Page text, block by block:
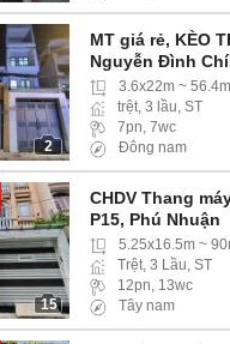
2
MT giá rẻ, KÈO
Nguyễn Đình
Phú Nhuận)
3.6x22m ~
trệt, 3 lầu, ST
7pn, 7wc
Đông nam
15
CHDV Thang
P15, Phú Nhuận
5.25x16.5m ~
Trệt, 3 Lầu, ST
12pn, 13wc
Tây nam